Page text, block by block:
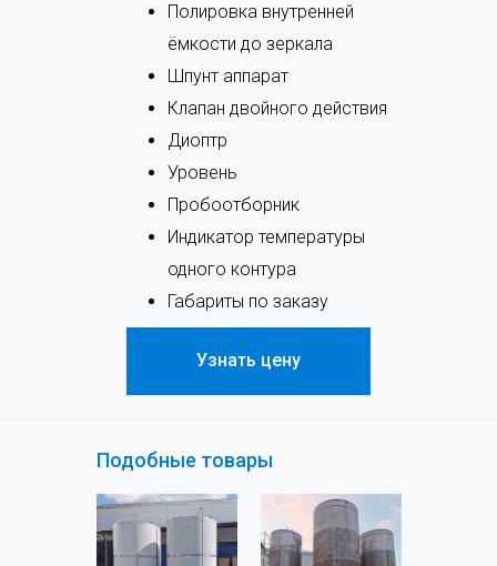
Полировка внутренней
ёмкости до зеркала
Шпунт аппарат
Клапан двойного действия
Диоптр
Уровень
Пробоотборник
Индикатор температуры
одного контура
Габариты по заказу
Узнать цену
Подобные товары